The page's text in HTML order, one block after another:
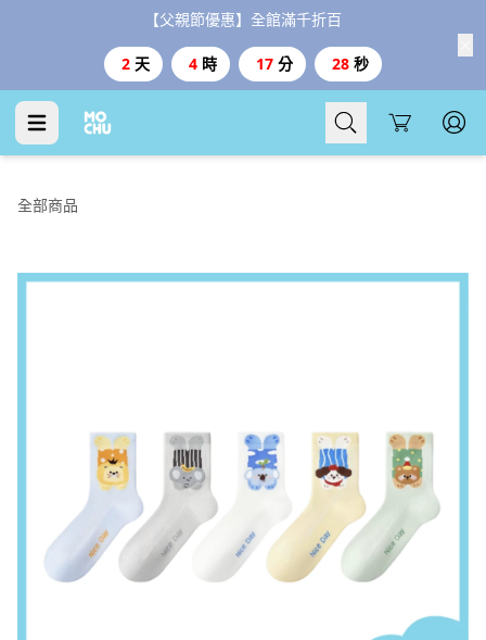
【父親節優惠】全館滿千折百
2 天 4 時 17 分 27 秒
Cart
全部商品